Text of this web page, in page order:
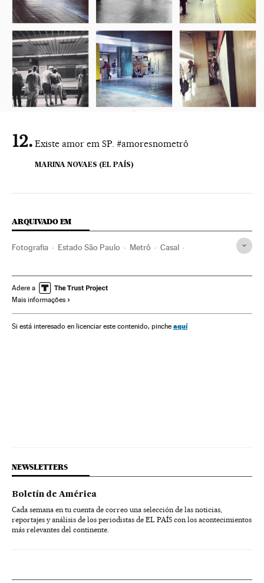
Existe amor em SP. #amoresnometrô
MARINA NOVAES (EL PAÍS)
ARQUIVADO EM
Fotografia Estado São Paulo Metrô Casal
América do Sul América Latina
Transporte ferroviário
Arte Sociedade Instagram Casamentos
Adere a
Mais informações
Si está interesado en licenciar este contenido, pinche aquí
NEWSLETTERS
Boletín de América
Cada semana en tu cuenta de correo una selección de las noticias,
reportajes y análisis de los periodistas de EL PAÍS con los acontecimientos
más relevantes del continente.